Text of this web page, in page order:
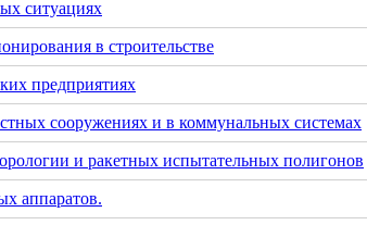
ситуациях
в строительстве
предприятиях
сооружениях и в коммунальных системах
и ракетных испытательных полигонов
аппаратов.